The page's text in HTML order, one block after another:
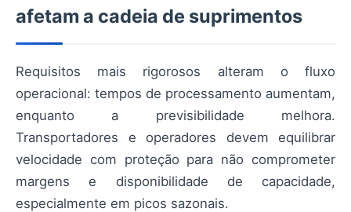
afetam a cadeia de suprimentos
Requisitos mais rigorosos alteram o fluxo
operacional: tempos de processamento aumentam,
enquanto a previsibilidade melhora.
Transportadores e operadores devem equilibrar
velocidade com proteção para não comprometer
margens e disponibilidade de capacidade,
especialmente em picos sazonais.